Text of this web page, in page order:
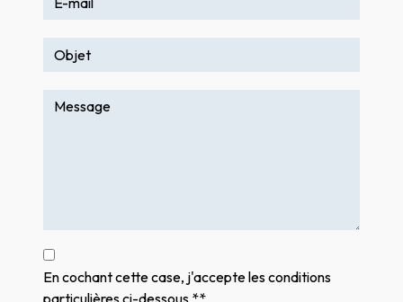
En cochant cette case, j'accepte les conditions